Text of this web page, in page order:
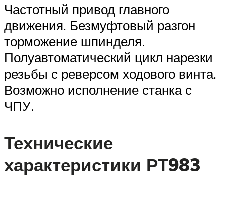
Частотный привод главного
движения. Безмуфтовый разгон
торможение шпинделя.
Полуавтоматический цикл нарезки
резьбы с реверсом ходового винта.
Возможно исполнение станка с
ЧПУ.
Технические
характеристики РТ983